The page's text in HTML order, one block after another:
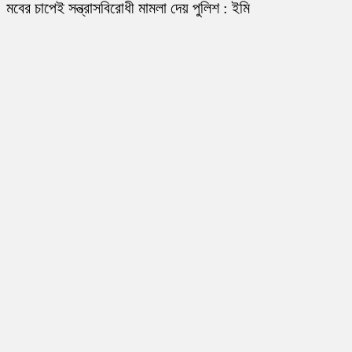
মবের চাপেই সন্ত্রাসবিরোধী মামলা দেয় পুলিশ : ইমি